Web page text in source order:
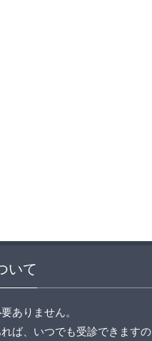
いて
ありません。
ば、いつでも受診できますの